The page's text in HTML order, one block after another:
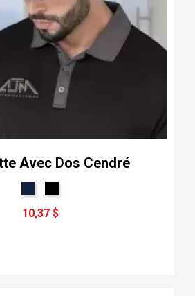
Avec Dos Cendré
10,37 $